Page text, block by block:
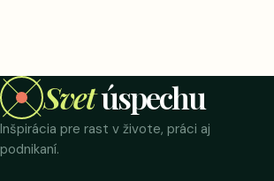
Svetúspechu
Inšpirácia pre rast v živote, práci aj
podnikaní.